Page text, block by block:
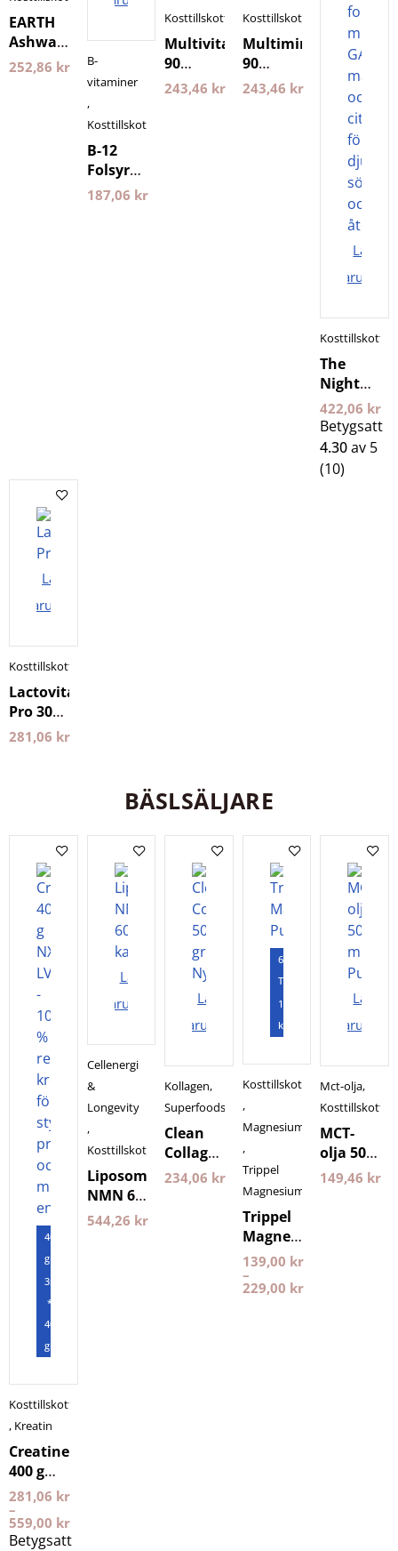
EARTH
Ashwagandha
120
252,86 kr
B-
vitaminer
,
Kosttillskott
B-12
Folsyra
90
187,06 kr
Kosttillskott
Multivitamin
90
Kapslar
243,46 kr
Kosttillskott
Multimineral
90
Kapslar
243,46 kr
Lägg i
Kosttillskott
The
Night
400 g 24
Edge
422,06 kr
Betygsatt
4.30av 5
(10)
Lägg i
varukorgen
Kosttillskott
Lactovitalis
Pro 30
Kapslar
281,06 kr
BÄSLSÄLJARE
400
gram
3st
*
400
gram
Kosttillskott
, Kreatin
Creatine
400 g
NXT LVL
281,06 kr
–
559,00 kr
Betygsatt
Lägg i
varukorgen
Cellenergi
&
Longevity
,
Kosttillskott
Liposomal
NMN 60
kapslar
544,26 kr
Lägg i
varukorgen
Kollagen,
Superfoods
Clean
Collagen
500
Nyttoteket
234,06 kr
60
Tabletter
120
kapslar
Kosttillskott
,
Magnesium
,
Trippel
Magnesium
Trippel
Magnesium
Pureness
139,00 kr
–
229,00 kr
Lägg i
Mct-olja,
Kosttillskott
MCT-
olja 500
ml
149,46 kr